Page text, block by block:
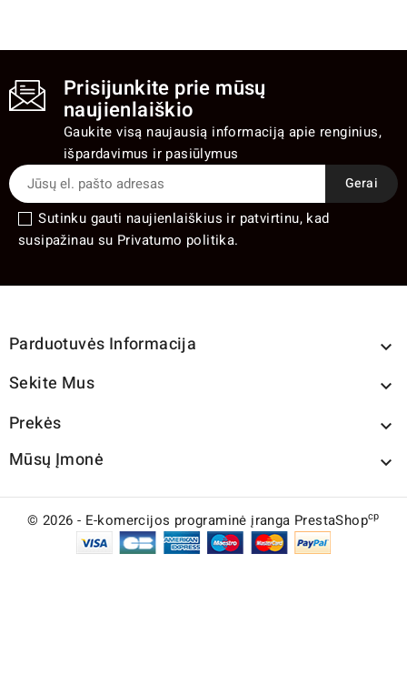
Prisijunkite prie mūsų
naujienlaiškio
Gaukite visą naujausią informaciją apie renginius,
išpardavimus ir pasiūlymus
Sutinku gauti naujienlaiškius ir patvirtinu, kad
susipažinau su Privatumo politika.
Parduotuvės Informacija 
Sekite Mus 
Prekės 
Mūsų Įmonė 
© 2026 - E-komercijos programinė įranga PrestaShopcp